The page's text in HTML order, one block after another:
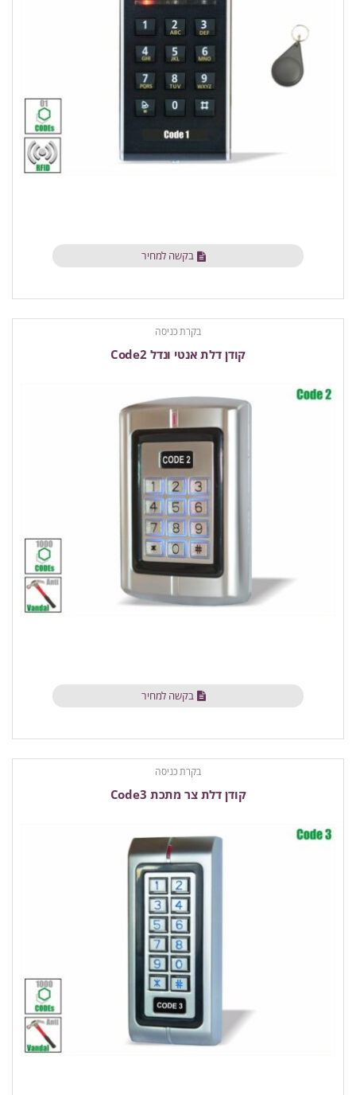
בקשה למחיר
בקרת כניסה
קודן דלת אנטי ונדל Code2
בקשה למחיר
בקרת כניסה
קודן דלת צר מתכת Code3